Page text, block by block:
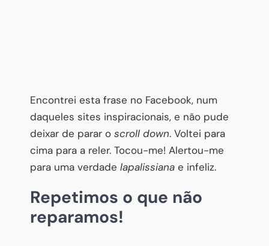
Encontrei esta frase no Facebook, num
daqueles sites inspiracionais, e não pude
deixar de parar o scroll down. Voltei para
cima para a reler. Tocou-me! Alertou-me
para uma verdade lapalissiana e infeliz.
Repetimos o que não
reparamos!